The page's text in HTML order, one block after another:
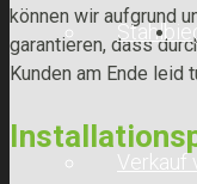
Verkauf
können wir aufgrund
garantieren, dass
Kunden am Ende leid